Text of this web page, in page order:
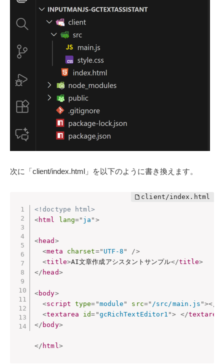
次に「client/index.html」を以下のように書き換えます。
<!doctype html>
<html lang=" ja " >
<head >
<meta charset=" UTF-8 "
/>
<title>AI文章作成アシスタントサンプル</title>
</ head>
<body>
<script type= "module " src=" /src/main.js "></
<textarea id= "gcRichTextEditor1 "> </textarea
</ body>
</ html>